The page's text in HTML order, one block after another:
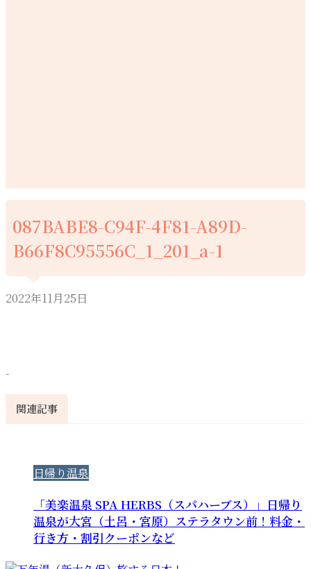
087BABE8-C94F-4F81-A89D-
B66F8C95556C_1_201_a-1
2022年11月25日
-
関連記事
日帰り温泉
「美楽温泉 SPA HERBS（スパハーブス）」日帰り
温泉が大宮（土呂・宮原）ステラタウン前！料金・
行き方・割引クーポンなど